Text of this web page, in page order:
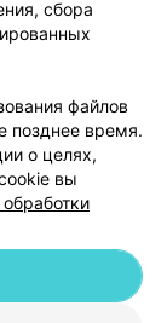
рекламы
сбора
файлов
позднее время.
о целях,
вы